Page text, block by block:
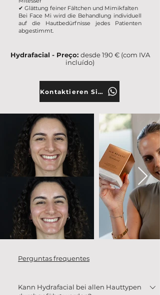
✔ Glättung feiner Fältchen und Mimikfalten
Bei Face Mi wird die Behandlung individuell
auf die Hautbedürfnisse jedes Patienten
abgestimmt.
Hydrafacial - Preço: desde 190 € (com IVA
incluído)
Kontaktieren Sie uns
Perguntas frequentes
Kann Hydrafacial bei allen Hauttypen